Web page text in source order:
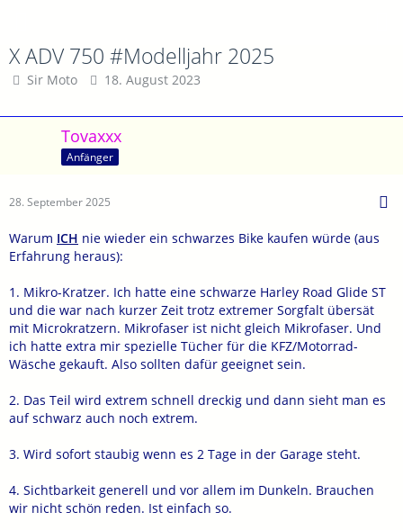
X ADV 750 #Modelljahr 2025
Sir Moto 18. August 2023
Tovaxxx
Anfänger
28. September 2025
Warum ICH nie wieder ein schwarzes Bike kaufen würde (aus
Erfahrung heraus):
1. Mikro-Kratzer. Ich hatte eine schwarze Harley Road Glide ST
und die war nach kurzer Zeit trotz extremer Sorgfalt übersät
mit Microkratzern. Mikrofaser ist nicht gleich Mikrofaser. Und
ich hatte extra mir spezielle Tücher für die KFZ/Motorrad-
Wäsche gekauft. Also sollten dafür geeignet sein.
2. Das Teil wird extrem schnell dreckig und dann sieht man es
auf schwarz auch noch extrem.
3. Wird sofort staubig wenn es 2 Tage in der Garage steht.
4. Sichtbarkeit generell und vor allem im Dunkeln. Brauchen
wir nicht schön reden. Ist einfach so.